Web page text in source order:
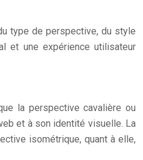
type de perspective, du style
et une expérience utilisateur
la perspective cavalière ou
et à son identité visuelle. La
isométrique, quant à elle,